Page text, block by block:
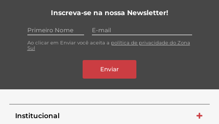
Inscreva-se na nossa Newsletter!
Ao clicar em Enviar você aceita a política de privacidade do Zona
Sul
Enviar
Institucional +